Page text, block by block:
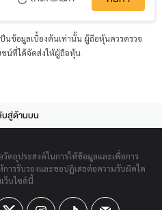
นข้อมูลเบื้องต้นเท่านั้น ผู้ถือหุ้นควรตรวจ
ชน์ที่ได้จัดส่งให้ผู้ถือหุ้น
สู่ด้านบน
ตถุประสงค์ในการให้ข้อมูลและเพื่อการ
ารรับรองและขอปฏิเสธต่อความรับผิดใด
ว็บไซต์นี้